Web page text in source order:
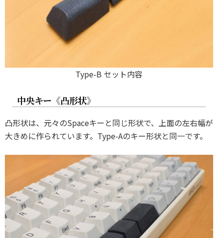
Type-B セット内容
中央キー《凸形状》
凸形状は、元々のSpaceキーと同じ形状で、上面の左右幅が
大きめに作られています。Type-Aのキー形状と同一です。